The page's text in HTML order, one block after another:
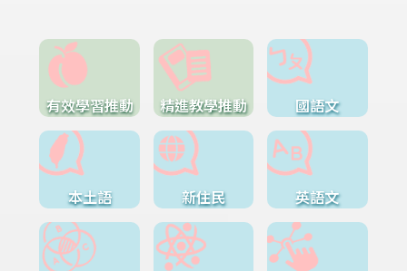
有效學習推動 精進教學推動 國語文
本土語 新住民 英語文